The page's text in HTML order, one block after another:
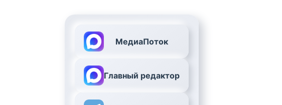
МедиаПоток
Главный редактор